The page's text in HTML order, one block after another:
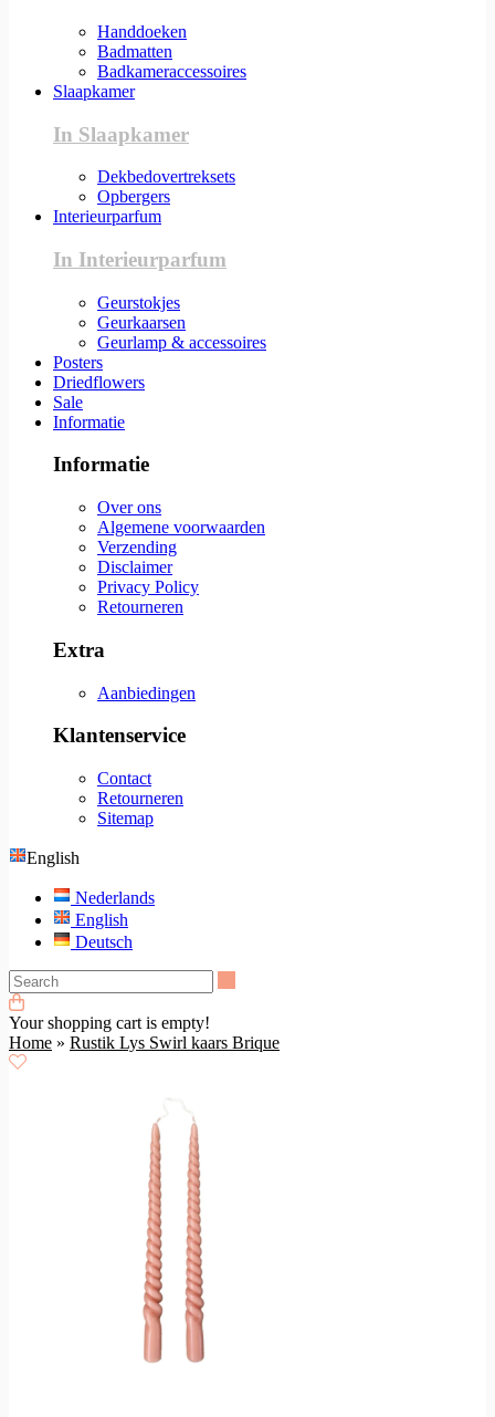
Handdoeken
Badmatten
Badkameraccessoires
Slaapkamer
In Slaapkamer
Dekbedovertreksets
Opbergers
Interieurparfum
In Interieurparfum
Geurstokjes
Geurkaarsen
Geurlamp & accessoires
Posters
Driedflowers
Sale
Informatie
Informatie
Over ons
Algemene voorwaarden
Verzending
Disclaimer
Privacy Policy
Retourneren
Extra
Aanbiedingen
Klantenservice
Contact
Retourneren
Sitemap
English
Nederlands
English
Deutsch
Your shopping cart is empty!
Home » Rustik Lys Swirl kaars Brique